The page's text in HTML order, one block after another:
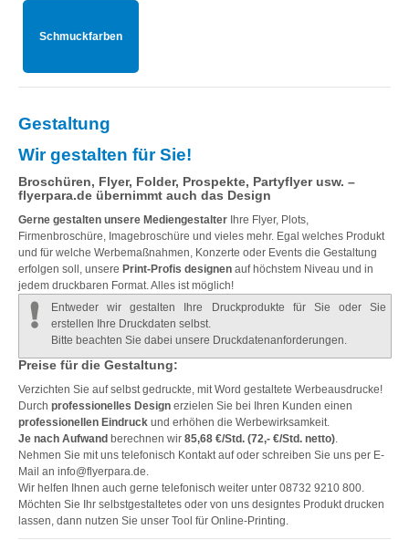
Schmuckfarben
Gestaltung
Wir gestalten für Sie!
Broschüren, Flyer, Folder, Prospekte, Partyflyer usw. –
flyerpara.de übernimmt auch das Design
Gerne gestalten unsere Mediengestalter Ihre Flyer, Plots,
Firmenbroschüre, Imagebroschüre und vieles mehr. Egal welches Produkt
und für welche Werbemaßnahmen, Konzerte oder Events die Gestaltung
erfolgen soll, unsere Print-Profis designen auf höchstem Niveau und in
jedem druckbaren Format. Alles ist möglich!
Entweder wir gestalten Ihre Druckprodukte für Sie oder Sie
erstellen Ihre Druckdaten selbst.
Bitte beachten Sie dabei unsere Druckdatenanforderungen.
Preise für die Gestaltung:
Verzichten Sie auf selbst gedruckte, mit Word gestaltete Werbeausdrucke!
Durch professionelles Design erzielen Sie bei Ihren Kunden einen
professionellen Eindruck und erhöhen die Werbewirksamkeit.
Je nach Aufwand berechnen wir 85,68 €/Std. (72,- €/Std. netto).
Nehmen Sie mit uns telefonisch Kontaktauf oder schreiben Sie uns per E-
Mail an info@flyerpara.de.
Wir helfen Ihnen auch gerne telefonisch weiter unter 08732 9210 800.
Möchten Sie Ihr selbstgestaltetes oder von uns designtes Produkt drucken
lassen, dann nutzen Sie unser Tool für Online-Printing.